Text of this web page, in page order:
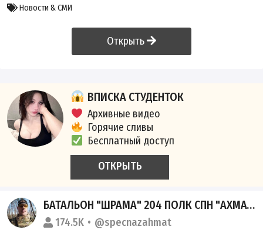
Новости & СМИ
Открыть
ВПИСКА СТУДЕНТОК
Архивные видео
Горячие сливы
Бесплатный доступ
ОТКРЫТЬ
БАТАЛЬОН "ШРАМА" 204 ПОЛК СПН "АХМАТ"
174.5K @specnazahmat